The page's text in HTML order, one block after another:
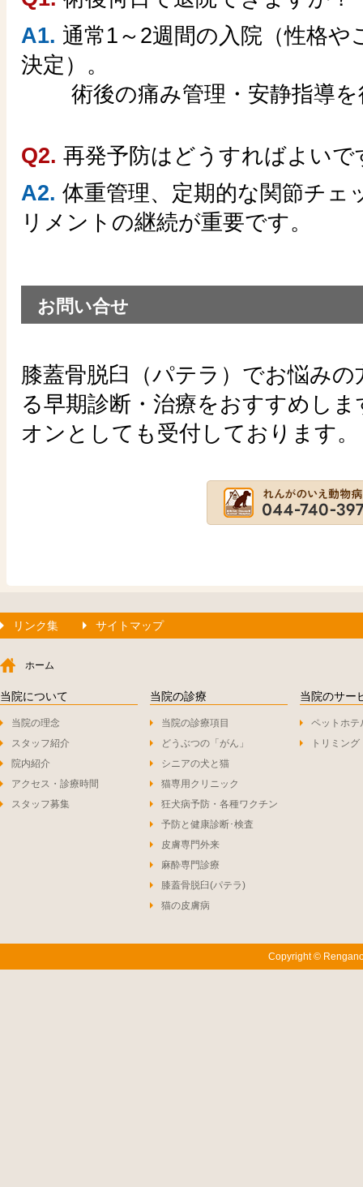
A1. 通常1～2週間の入院（性格や
決定）。
術後の痛み管理・安静指導を
Q2. 再発予防はどうすればよいで
A2. 体重管理、定期的な関節チェ
リメントの継続が重要です。
お問い合せ
膝蓋骨脱臼（パテラ）でお悩み
る早期診断・治療をおすすめし
オンとしても受付しております。
リンク集 サイトマップ
ホーム
当院について
当院の理念
スタッフ紹介
院内紹介
アクセス・診療時間
スタッフ募集
当院の診療
当院の診療項目
どうぶつの「がん」
シニアの犬と猫
猫専用クリニック
狂犬病予防・各種ワクチン
予防と健康診断･検査
皮膚専門外来
麻酔専門診療
膝蓋骨脱臼(パテラ)
猫の皮膚病
当院のサー
ペットホテ
トリミング
Copyright ©